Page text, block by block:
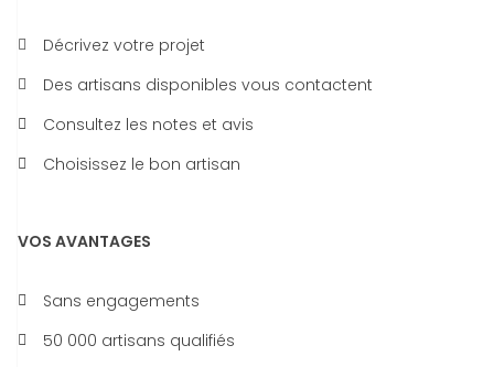
Décrivez votre projet
Des artisans disponibles vous contactent
Consultez les notes et avis
Choisissez le bon artisan
VOS AVANTAGES
Sans engagements
50 000 artisans qualifiés